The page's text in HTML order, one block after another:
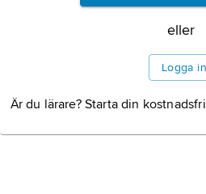
eller
Logga in
Är du lärare? Starta din